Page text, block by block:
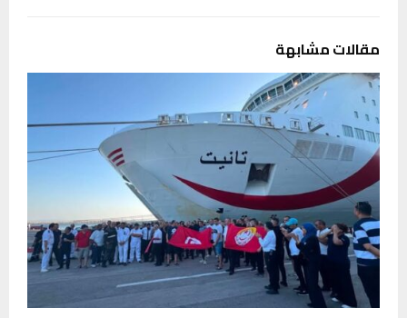
مقالات مشابهة